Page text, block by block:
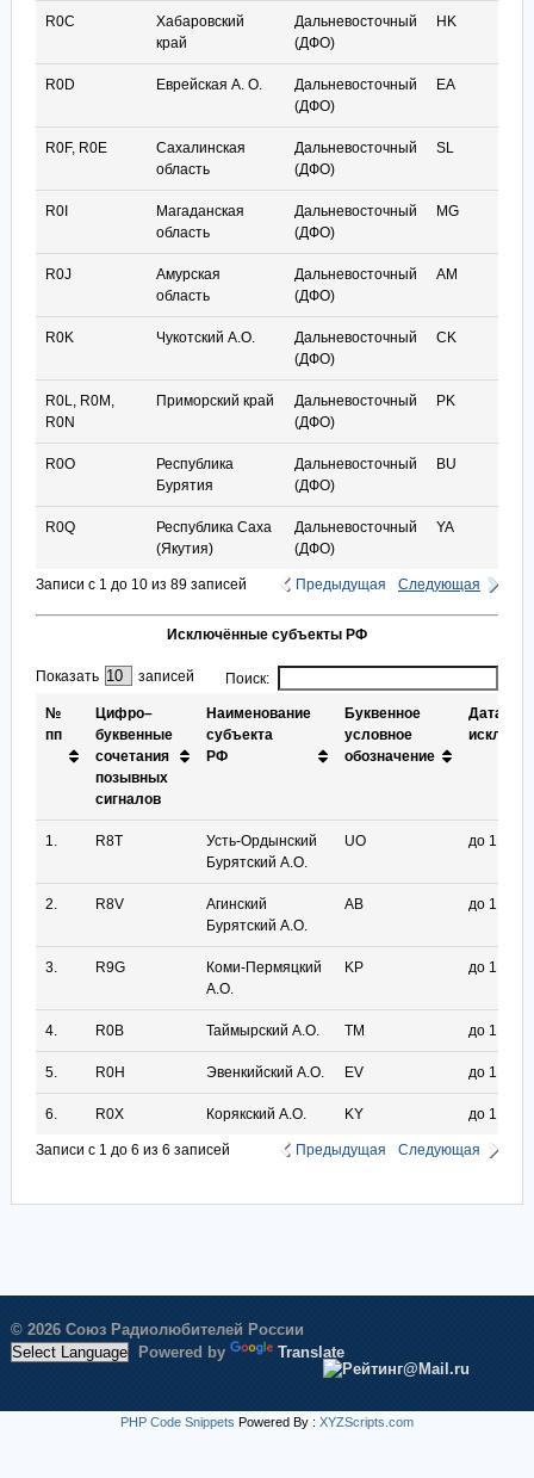
позывных
R0C
Хабаровский
край
Дальневосточный
(ДФО)
HK
R0D Еврейская А. О.
Дальневосточный
(ДФО)
EA
R0F, R0E
Сахалинская
область
Дальневосточный
(ДФО)
SL
R0I
Магаданская
область
Дальневосточный
(ДФО)
MG
R0J
Амурская
область
Дальневосточный
(ДФО)
AM
R0K Чукотский А.О.
Дальневосточный
(ДФО)
CK
R0L, R0M,
R0N
Приморский край
Дальневосточный
(ДФО)
PK
R0O
Республика
Бурятия
Дальневосточный
(ДФО)
BU
R0Q
Республика Саха
(Якутия)
Дальневосточный
(ДФО)
YA
Записи с 1 до 10 из 89 записей Предыдущая Следующая
Исключённые субъекты РФ
Показать записей Поиск:
№
пп
Цифро–
буквенные
сочетания
позывных
сигналов
Наименование
субъекта
РФ
Буквенное
условное
обозначение
Дата
позывных
Наименование
субъекта
РФ
1. R8T
Усть-Ордынский
Бурятский А.О.
UO до
2. R8V
Агинский
Бурятский А.О.
AB до
3. R9G
Коми-Пермяцкий
А.О.
KP до
4. R0B Таймырский А.О. TM до
5. R0H Эвенкийский А.О. EV до
6. R0X Корякский А.О. KY до
Записи с 1 до 6 из 6 записей Предыдущая Следующая
© 2026 Союз Радиолюбителей России
Powered by
Translate
PHP Code Snippets Powered By : XYZScripts.com